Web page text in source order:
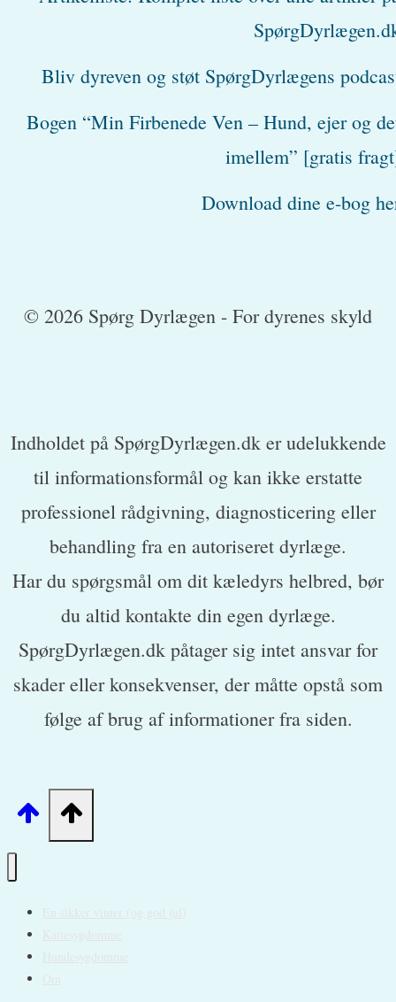
Bliv dyreven og støt SpørgDyrlægens
Bogen “Min Firbenede Ven – Hund, ejer og
imellem” [gratis
Download dine e-bog
© 2026 Spørg Dyrlægen - For dyrenes skyld
Indholdet på SpørgDyrlægen.dk er udelukkende
til informationsformål og kan ikke erstatte
professionel rådgivning, diagnosticering eller
behandling fra en autoriseret dyrlæge.
Har du spørgsmål om dit kæledyrs helbred, bør
du altid kontakte din egen dyrlæge.
SpørgDyrlægen.dk påtager sig intet ansvar for
skader eller konsekvenser, der måtte opstå som
følge af brug af informationer fra siden.
Kattesygdomme